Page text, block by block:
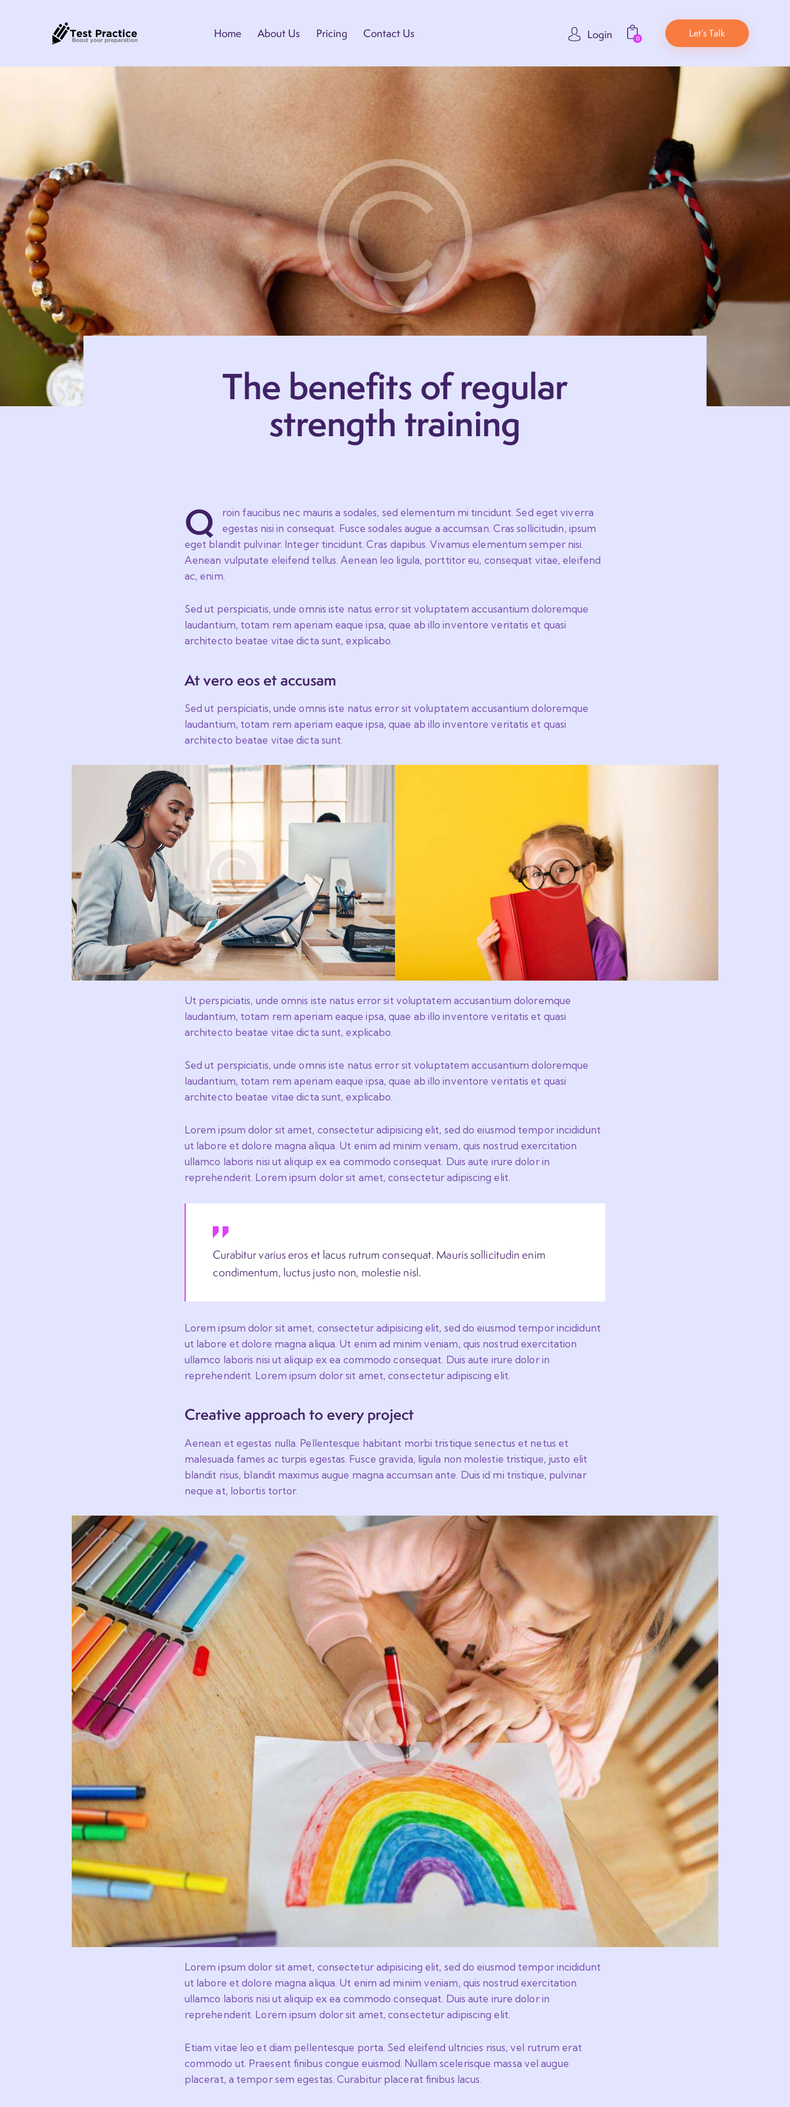
Home About Us Pricing Contact Us Login 0 Let’s Talk
The benefits of regular
strength training
Q
roin faucibus nec mauris a sodales, sed elementum mi tincidunt. Sed eget viverra
egestas nisi in consequat. Fusce sodales augue a accumsan. Cras sollicitudin, ipsum
eget blandit pulvinar. Integer tincidunt. Cras dapibus. Vivamus elementum semper nisi.
Aenean vulputate eleifend tellus. Aenean leo ligula, porttitor eu, consequat vitae, eleifend
ac, enim.
Sed ut perspiciatis, unde omnis iste natus error sit voluptatem accusantium doloremque
laudantium, totam rem aperiam eaque ipsa, quae ab illo inventore veritatis et quasi
architecto beatae vitae dicta sunt, explicabo.
At vero eos et accusam
Sed ut perspiciatis, unde omnis iste natus error sit voluptatem accusantium doloremque
laudantium, totam rem aperiam eaque ipsa, quae ab illo inventore veritatis et quasi
architecto beatae vitae dicta sunt.
Ut perspiciatis, unde omnis iste natus error sit voluptatem accusantium doloremque
laudantium, totam rem aperiam eaque ipsa, quae ab illo inventore veritatis et quasi
architecto beatae vitae dicta sunt, explicabo.
Sed ut perspiciatis, unde omnis iste natus error sit voluptatem accusantium doloremque
laudantium, totam rem aperiam eaque ipsa, quae ab illo inventore veritatis et quasi
architecto beatae vitae dicta sunt, explicabo.
Lorem ipsum dolor sit amet, consectetur adipisicing elit, sed do eiusmod tempor incididunt
ut labore et dolore magna aliqua. Ut enim ad minim veniam, quis nostrud exercitation
ullamco laboris nisi ut aliquip ex ea commodo consequat. Duis aute irure dolor in
reprehenderit. Lorem ipsum dolor sit amet, consectetur adipiscing elit.
Curabitur varius eros et lacus rutrum consequat. Mauris sollicitudin enim
condimentum, luctus justo non, molestie nisl.
Lorem ipsum dolor sit amet, consectetur adipisicing elit, sed do eiusmod tempor incididunt
ut labore et dolore magna aliqua. Ut enim ad minim veniam, quis nostrud exercitation
ullamco laboris nisi ut aliquip ex ea commodo consequat. Duis aute irure dolor in
reprehenderit. Lorem ipsum dolor sit amet, consectetur adipiscing elit.
Creative approach to every project
Aenean et egestas nulla. Pellentesque habitant morbi tristique senectus et netus et
malesuada fames ac turpis egestas. Fusce gravida, ligula non molestie tristique, justo elit
blandit risus, blandit maximus augue magna accumsan ante. Duis id mi tristique, pulvinar
neque at, lobortis tortor.
Lorem ipsum dolor sit amet, consectetur adipisicing elit, sed do eiusmod tempor incididunt
ut labore et dolore magna aliqua. Ut enim ad minim veniam, quis nostrud exercitation
ullamco laboris nisi ut aliquip ex ea commodo consequat. Duis aute irure dolor in
reprehenderit. Lorem ipsum dolor sit amet, consectetur adipiscing elit.
Etiam vitae leo et diam pellentesque porta. Sed eleifend ultricies risus, vel rutrum erat
commodo ut. Praesent finibus congue euismod. Nullam scelerisque massa vel augue
placerat, a tempor sem egestas. Curabitur placerat finibus lacus.